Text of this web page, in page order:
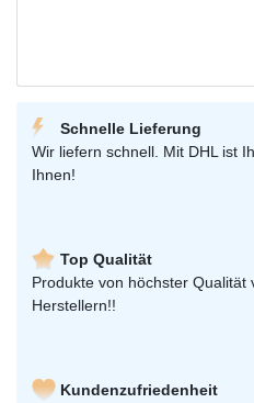
Schnelle Lieferung
Wir liefern schnell. Mit DHL ist
Ihnen!
Top Qualität
Produkte von höchster Qualität
Herstellern!!
Kundenzufriedenheit